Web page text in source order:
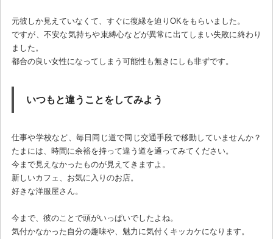
元彼しか見えていなくて、すぐに復縁を迫りOKをもらいました。
ですが、不安な気持ちや束縛心などが異常に出てしまい失敗に終わり
ました。
都合の良い女性になってしまう可能性も無きにしも非ずです。
いつもと違うことをしてみよう
仕事や学校など、毎日同じ道で同じ交通手段で移動していませんか？
たまには、時間に余裕を持って違う道を通ってみてください。
今まで見えなかったものが見えてきますよ。
新しいカフェ、お気に入りのお店。
好きな洋服屋さん。
今まで、彼のことで頭がいっぱいでしたよね。
気付かなかった自分の趣味や、魅力に気付くキッカケになります。